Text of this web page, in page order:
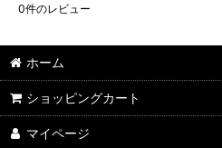
0件のレビュー
ホーム
ショッピングカート
マイページ